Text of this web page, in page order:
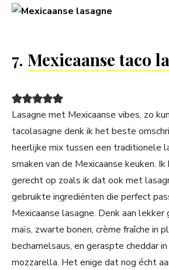
7. Mexicaanse taco
Lasagne met Mexicaanse vibes, zo
tacolasagne denk ik het beste
heerlijke mix tussen een traditionele
smaken van de Mexicaanse keuken.
gerecht op zoals ik dat ook met
gebruikte ingrediënten die perfect
Mexicaanse lasagne. Denk aan lekker
maïs, zwarte bonen, crème fraîche in
bechamelsaus, en geraspte cheddar
mozzarella. Het enige dat nog écht